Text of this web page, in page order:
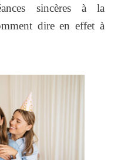
sincères à la
dire en effet à